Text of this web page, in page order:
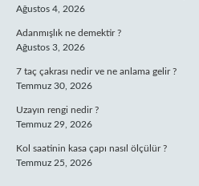
Ağustos 4, 2026
Adanmışlık ne demektir ?
Ağustos 3, 2026
7 taç çakrası nedir ve ne anlama gelir ?
Temmuz 30, 2026
Uzayın rengi nedir ?
Temmuz 29, 2026
Kol saatinin kasa çapı nasıl ölçülür ?
Temmuz 25, 2026